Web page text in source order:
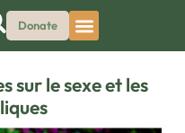
Donate
sur le sexe et les